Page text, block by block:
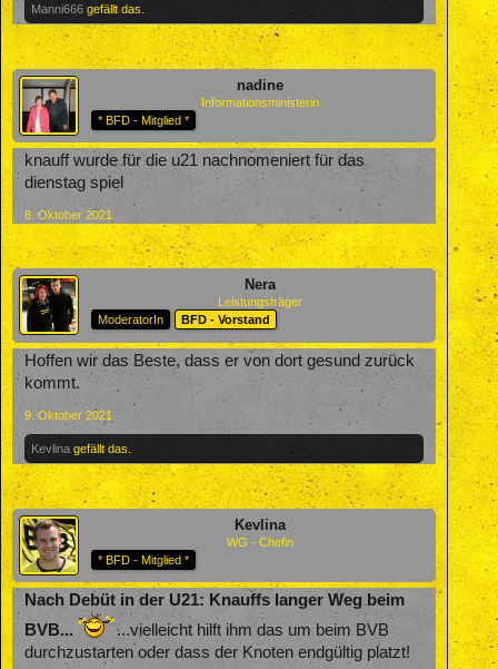
Manni666 gefällt das.
nadine
Informationsministerin
* BFD - Mitglied *
knauff wurde für die u21 nachnomeniert für das
dienstag spiel
8. Oktober 2021
Nera
Leistungsträger
ModeratorIn
BFD - Vorstand
Hoffen wir das Beste, dass er von dort gesund zurück
kommt.
9. Oktober 2021
Kevlina gefällt das.
Kevlina
WG - Chefin
* BFD - Mitglied *
Nach Debüt in der U21: Knauffs langer Weg beim
BVB...
...vielleicht hilft ihm das um beim BVB
durchzustarten oder dass der Knoten endgültig platzt!